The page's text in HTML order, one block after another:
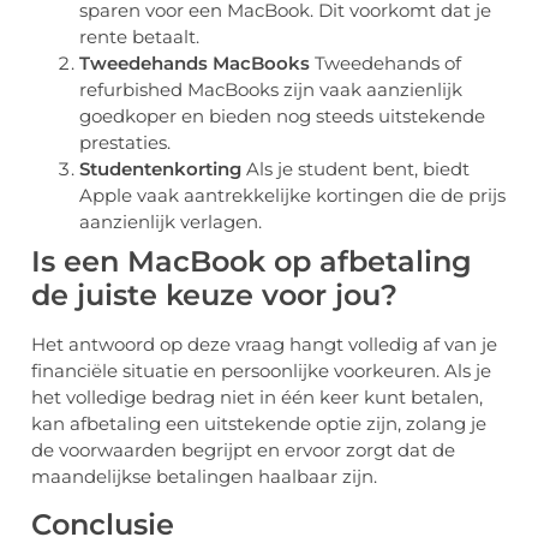
sparen voor een MacBook. Dit voorkomt dat je
rente betaalt.
Tweedehands MacBooks Tweedehands of
refurbished MacBooks zijn vaak aanzienlijk
goedkoper en bieden nog steeds uitstekende
prestaties.
Studentenkorting Als je student bent, biedt
Apple vaak aantrekkelijke kortingen die de prijs
aanzienlijk verlagen.
Is een MacBook op afbetaling
de juiste keuze voor jou?
Het antwoord op deze vraag hangt volledig af van je
financiële situatie en persoonlijke voorkeuren. Als je
het volledige bedrag niet in één keer kunt betalen,
kan afbetaling een uitstekende optie zijn, zolang je
de voorwaarden begrijpt en ervoor zorgt dat de
maandelijkse betalingen haalbaar zijn.
Conclusie